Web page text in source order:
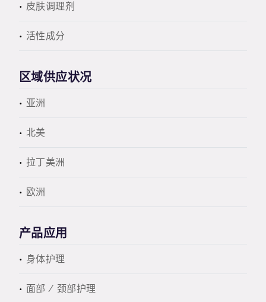
皮肤调理剂
活性成分
区域供应状况
亚洲
北美
拉丁美洲
欧洲
产品应用
身体护理
面部 / 颈部护理